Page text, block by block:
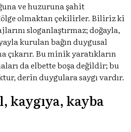
ve huzuruna şahit
olmaktan çekilirler. Biliriz ki
sloganlaştırmaz; doğayla,
kurulan bağın duygusal
çıkarır. Bu minik yaratıkların
da elbette boşa değildir; bu
derin duygulara saygı vardır.
kaygıya, kayba